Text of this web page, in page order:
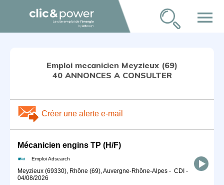
menu
Emploi mecanicien Meyzieux (69)
40 ANNONCES A CONSULTER
Créer une alerte e-mail
Mécanicien engins TP (H/F)
Emploi Adsearch
Meyzieux (69330), Rhône (69), Auvergne-Rhône-Alpes - CDI -
04/08/2026